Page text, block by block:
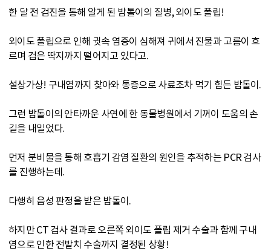
한 달 전 검진을 통해 알게 된 밤톨이의 질병, 외이도 폴립!
외이도 폴립으로 인해 귓속 염증이 심해져 귀에서 진물과 고름이 흐
르며 검은 딱지까지 떨어지고 있다고.
설상가상! 구내염까지 찾아와 통증으로 사료조차 먹기 힘든 밤톨이.
그런 밤톨이의 안타까운 사연에 한 동물병원에서 기꺼이 도움의 손
길을 내밀었다.
먼저 분비물을 통해 호흡기 감염 질환의 원인을 추적하는 PCR 검사
를 진행하는데.
다행히 음성 판정을 받은 밤톨이.
하지만 CT 검사 결과로 오른쪽 외이도 폴립 제거 수술과 함께 구내
염으로 인한 전발치 수술까지 결정된 상황!